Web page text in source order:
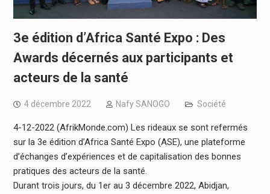
3e édition d’Africa Santé Expo : Des
Awards décernés aux participants et
acteurs de la santé
4 décembre 2022 Nafy SANOGO Société
4-12-2022 (AfrikMonde.com) Les rideaux se sont refermés
sur la 3e édition d’Africa Santé Expo (ASE), une plateforme
d’échanges d’expériences et de capitalisation des bonnes
pratiques des acteurs de la santé.
Durant trois jours, du 1er au 3 décembre 2022, Abidjan,